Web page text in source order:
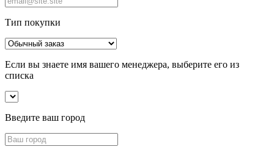
Тип покупки
Если вы знаете имя вашего менеджера, выберите его из
списка
Введите ваш город